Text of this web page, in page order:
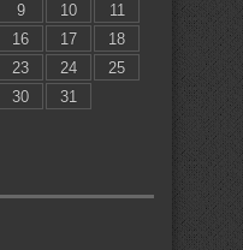
9 10
11
16 17
18
23 24
25
30
31